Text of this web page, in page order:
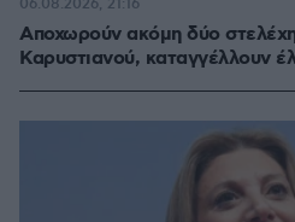
Αποχωρούν ακόμη δύο
Καρυστιανού, καταγγέλλουν
06.08.2026, 21:16